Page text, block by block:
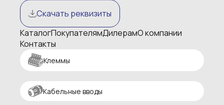
Скачать реквизиты
КаталогПокупателямДилерамО компании
Контакты
Клеммы
Кабельные вводы